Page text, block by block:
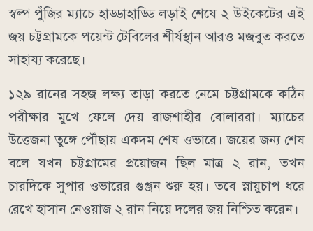
স্বল্প পুঁজির ম্যাচে হাড্ডাহাড্ডি লড়াই শেষে ২ উইকেটের এই
জয় চট্টগ্রামকে পয়েন্ট টেবিলের শীর্ষস্থান আরও মজবুত করতে
সাহায্য করেছে।
১২৯ রানের সহজ লক্ষ্য তাড়া করতে নেমে চট্টগ্রামকে কঠিন
পরীক্ষার মুখে ফেলে দেয় রাজশাহীর বোলাররা। ম্যাচের
উত্তেজনা তুঙ্গে পৌঁছায় একদম শেষ ওভারে। জয়ের জন্য শেষ
বলে যখন চট্টগ্রামের প্রয়োজন ছিল মাত্র ২ রান, তখন
চারদিকে সুপার ওভারের গুঞ্জন শুরু হয়। তবে স্নায়ুচাপ ধরে
রেখে হাসান নেওয়াজ ২ রান নিয়ে দলের জয় নিশ্চিত করেন।